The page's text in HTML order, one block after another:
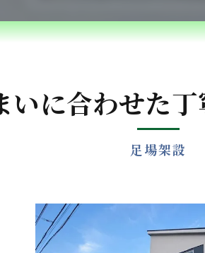
白蟻防除・木部
いに合わせた
足場架設